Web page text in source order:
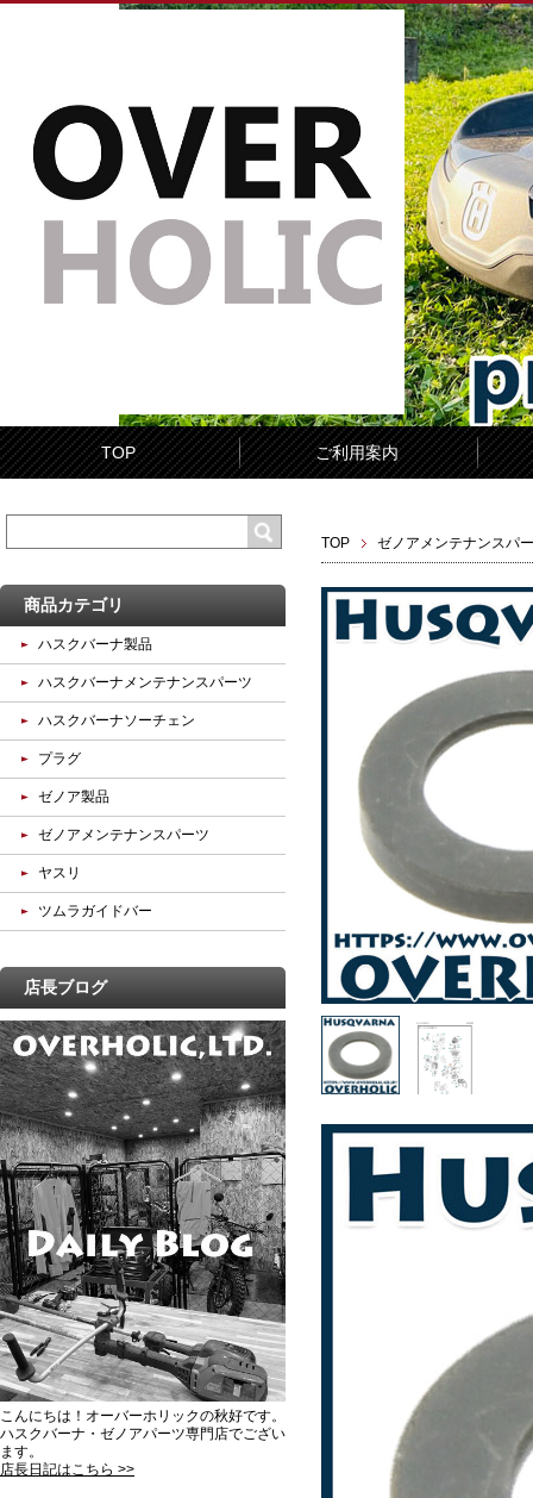
TOP ご利用案内
TOP ゼノアメンテナンスパ
商品カテゴリ
ハスクバーナ製品
ハスクバーナメンテナンスパーツ
ハスクバーナソーチェン
プラグ
ゼノア製品
ゼノアメンテナンスパーツ
ヤスリ
ツムラガイドバー
店長ブログ
こんにちは！オーバーホリックの秋好です。
ハスクバーナ・ゼノアパーツ専門店でござい
ます。
店長日記はこちら >>